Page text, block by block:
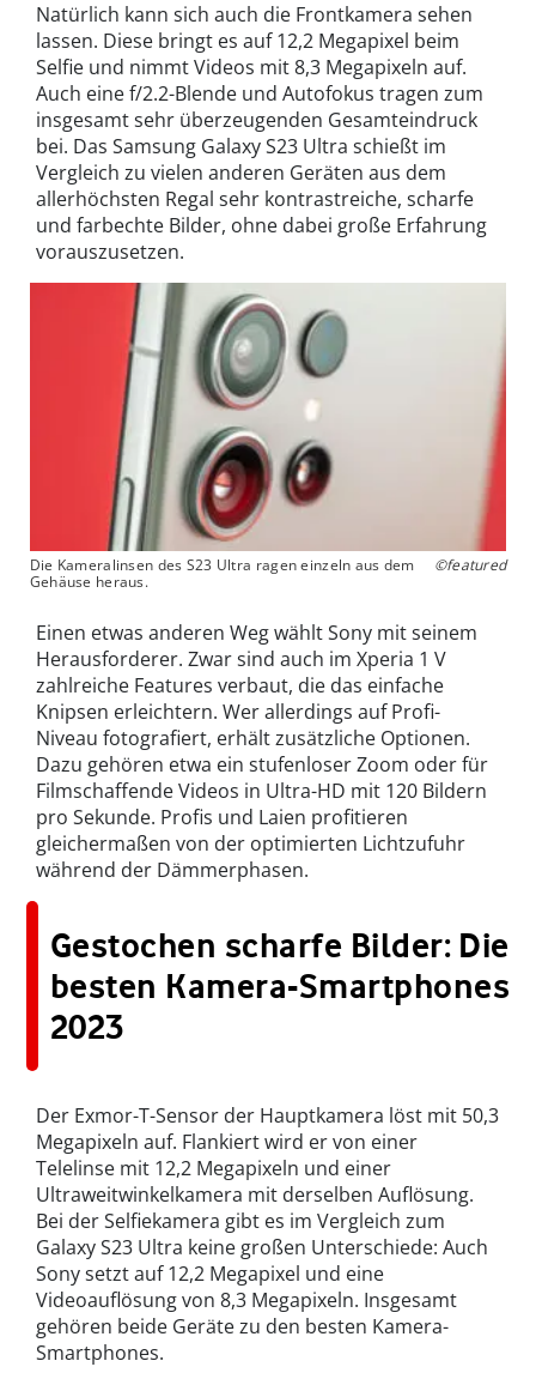
Natürlich kann sich auch die Frontkamera sehen
lassen. Diese bringt es auf 12,2 Megapixel beim
Selfie und nimmt Videos mit 8,3 Megapixeln auf.
Auch eine f/2.2-Blende und Autofokus tragen zum
insgesamt sehr überzeugenden Gesamteindruck
bei. Das Samsung Galaxy S23 Ultra schießt im
Vergleich zu vielen anderen Geräten aus dem
allerhöchsten Regal sehr kontrastreiche, scharfe
und farbechte Bilder, ohne dabei große Erfahrung
vorauszusetzen.
Die Kameralinsen des S23 Ultra ragen einzeln aus dem
Gehäuse heraus.
©featured
Einen etwas anderen Weg wählt Sony mit seinem
Herausforderer. Zwar sind auch im Xperia 1 V
zahlreiche Features verbaut, die das einfache
Knipsen erleichtern. Wer allerdings auf Profi-
Niveau fotografiert, erhält zusätzliche Optionen.
Dazu gehören etwa ein stufenloser Zoom oder für
Filmschaffende Videos in Ultra-HD mit 120 Bildern
pro Sekunde. Profis und Laien profitieren
gleichermaßen von der optimierten Lichtzufuhr
während der Dämmerphasen.
Gestochen scharfe Bilder: Die
besten Kamera-Smartphones
2023
Der Exmor-T-Sensor der Hauptkamera löst mit 50,3
Megapixeln auf. Flankiert wird er von einer
Telelinse mit 12,2 Megapixeln und einer
Ultraweitwinkelkamera mit derselben Auflösung.
Bei der Selfiekamera gibt es im Vergleich zum
Galaxy S23 Ultra keine großen Unterschiede: Auch
Sony setzt auf 12,2 Megapixel und eine
Videoauflösung von 8,3 Megapixeln. Insgesamt
gehören beide Geräte zu den besten Kamera-
Smartphones.